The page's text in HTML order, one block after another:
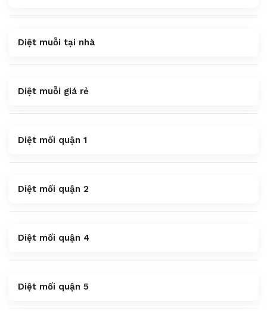
Diệt muỗi tại nhà
Diệt muỗi giá rẻ
Diệt mối quận 1
Diệt mối quận 2
Diệt mối quận 4
Diệt mối quận 5